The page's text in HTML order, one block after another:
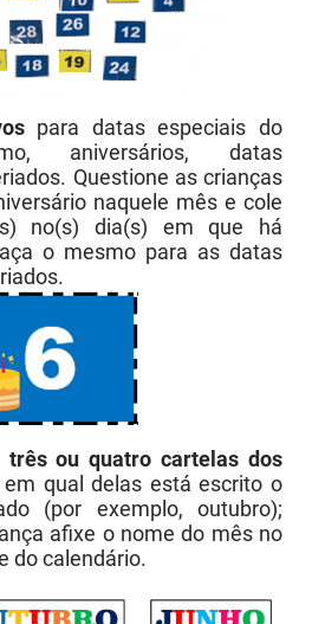
para datas especiais do
aniversários, datas
Questione as crianças
naquele mês e cole
no(s) dia(s) em que há
o mesmo para as datas
três ou quatro cartelas dos
qual delas está escrito o
(por exemplo, outubro);
afixe o nome do mês no
do calendário.